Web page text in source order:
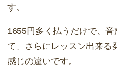
す。
1655円多く払うだけで、
て、さらにレッスン出来る
感じの違いです。